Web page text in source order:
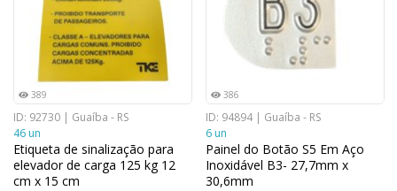
389
ID: 92730 | Guaíba - RS
46 un
Etiqueta de sinalização para
elevador de carga 125 kg 12
cm x 15 cm
386
ID: 94894 | Guaíba - RS
6 un
Painel do Botão S5 Em Aço
Inoxidável B3- 27,7mm x
30,6mm